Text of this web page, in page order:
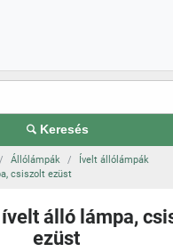
Keresés
Állólámpák
Ívelt állólámpák
csiszolt ezüst
ívelt álló lámpa,
ezüst